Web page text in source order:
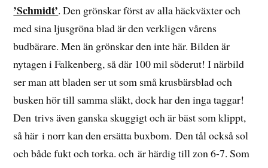
’Schmidt’. Den grönskar först av alla häckväxter och
med sina ljusgröna blad är den verkligen vårens
budbärare. Men än grönskar den inte här. Bilden är
nytagen i Falkenberg, så där 100 mil söderut! I närbild
ser man att bladen ser ut som små krusbärsblad och
busken hör till samma släkt, dock har den inga taggar!
Den trivs även ganska skuggigt och är bäst som klippt,
så här i norr kan den ersätta buxbom. Den tål också sol
och både fukt och torka. och är härdig till zon 6-7. Som